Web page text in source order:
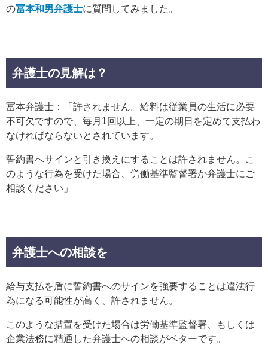
の冨本和男弁護士に質問してみました。
弁護士の見解は？
冨本弁護士：「許されません。給料は従業員の生活に必要
不可欠ですので、毎月1回以上、一定の期日を定めて支払わ
なければならないとされています。
誓約書へサインと引き換えにすることは許されません。こ
のような行為を受けた場合、労働基準監督署か弁護士にご
相談ください」
弁護士への相談を
給与支払を盾に誓約書へのサインを強要することは違法行
為になる可能性が高く、許されません。
このような措置を受けた場合は労働基準監督署、もしくは
企業法務に精通した弁護士への相談がベターです。